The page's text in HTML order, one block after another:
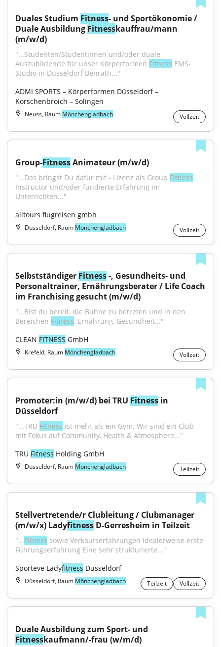
Duales Studium Fitness- und Sportökonomie /
Duale Ausbildung Fitnesskauffrau/mann
(m/w/d)
"...Studenten/Studentinnen und/oder duale
Auszubildende für unser Körperformen Fitness EMS-
Studio in Düsseldorf Benrath..."
ADMI SPORTS – Körperformen Düsseldorf –
Korschenbroich – Solingen
Neuss, Raum Mönchengladbach Vollzeit
Group-Fitness Animateur (m/w/d)
"...Das bringst Du dafür mit - Lizenz als Group Fitness
Instructor und/oder fundierte Erfahrung im
Unterrichten..."
alltours flugreisen gmbh
Düsseldorf, Raum Mönchengladbach Vollzeit
Selbstständiger Fitness -, Gesundheits- und
Personaltrainer, Ernährungsberater / Life Coach
im Franchising gesucht (m/w/d)
"...Bist du bereit, die Bühne zu betreten und in den
Bereichen Fitness, Ernährung, Gesundheit..."
CLEAN FITNESS GmbH
Krefeld, Raum Mönchengladbach Vollzeit
Promoter:in (m/w/d) bei TRU Fitness in
Düsseldorf
"...TRU Fitness ist mehr als ein Gym. Wir sind ein Club –
mit Fokus auf Community, Health & Atmosphere..."
TRU Fitness Holding GmbH
Düsseldorf, Raum Mönchengladbach Teilzeit
Stellvertretende/r Clubleitung / Clubmanager
(m/w/x) Ladyfitness D-Gerresheim in Teilzeit
"...Fitness sowie Verkaufserfahrungen Idealerweise erste
Führungserfahrung Eine sehr strukturierte..."
Sporteve Ladyfitness Düsseldorf
Düsseldorf, Raum Mönchengladbach Teilzeit Vollzeit
Fitnesskaufmann/-frau (w/m/d)